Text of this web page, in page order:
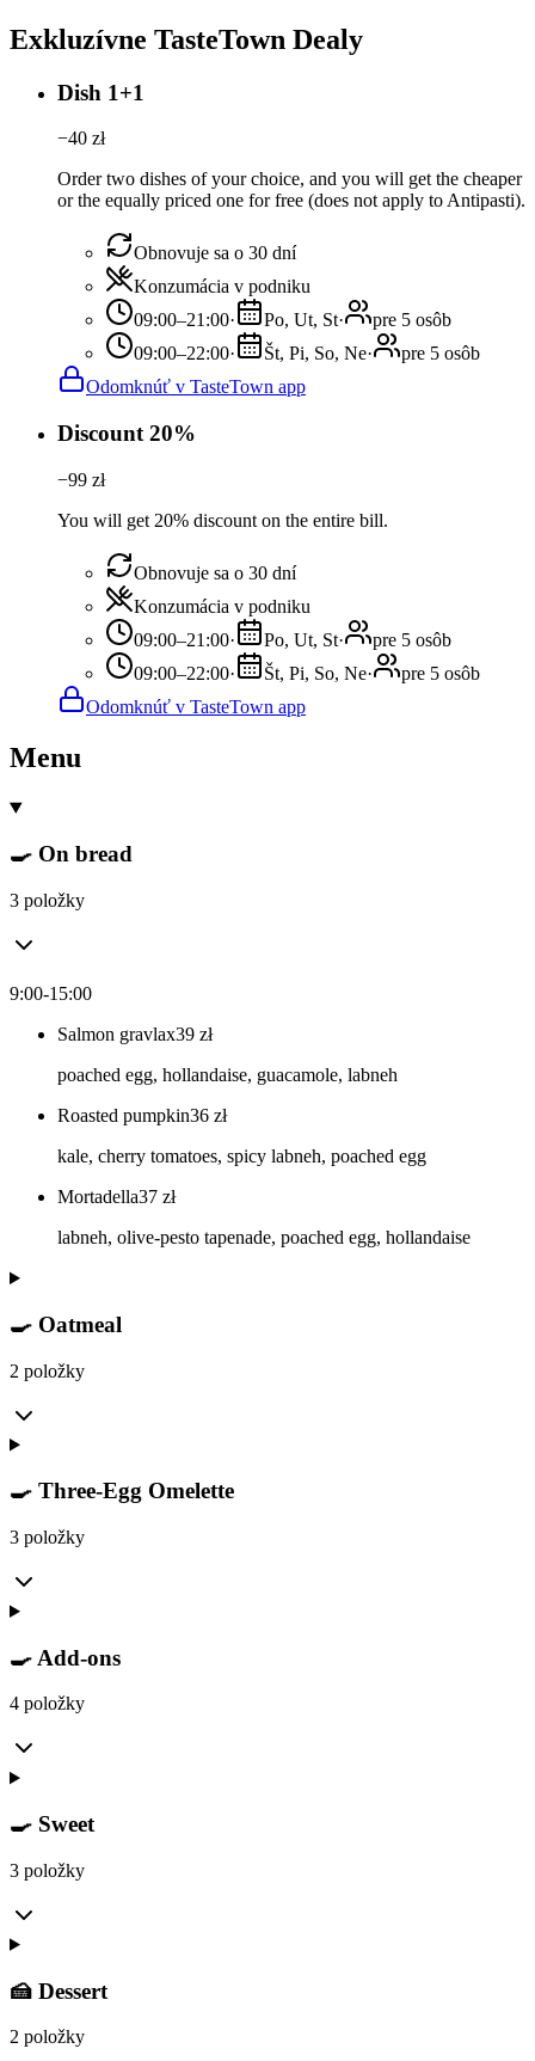
Exkluzívne TasteTown Dealy
Dish 1+1
−40 zł
Order two dishes of your choice, and you will get the cheaper
or the equally priced one for free (does not apply to Antipasti).
Obnovuje sa o 30 dní
Konzumácia v podniku
09:00–21:00· Po, Ut, St·
pre 5 osôb
09:00–22:00· Št, Pi, So, Ne·
pre 5 osôb
Odomknúť v TasteTown app
Discount 20%
−99 zł
You will get 20% discount on the entire bill.
Obnovuje sa o 30 dní
Konzumácia v podniku
09:00–21:00· Po, Ut, St·
pre 5 osôb
09:00–22:00· Št, Pi, So, Ne·
pre 5 osôb
Odomknúť v TasteTown app
Menu
🍳 On bread
3 položky
9:00-15:00
Salmon gravlax39 zł
poached egg, hollandaise, guacamole, labneh
Roasted pumpkin36 zł
kale, cherry tomatoes, spicy labneh, poached egg
Mortadella37 zł
labneh, olive-pesto tapenade, poached egg, hollandaise
🍳 Oatmeal
2 položky
🍳 Three-Egg Omelette
3 položky
🍳 Add-ons
4 položky
🍳 Sweet
3 položky
🍰 Dessert
2 položky